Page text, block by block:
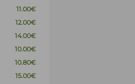
11.00€
12.00€
14.00€
10.00€
10.80€
15.00€